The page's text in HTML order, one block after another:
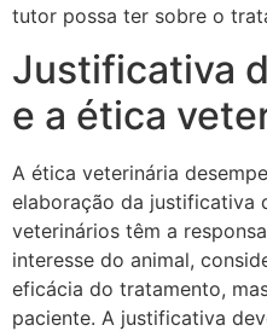
tutor possa ter sobre o
Justificativa
e a ética
A ética veterinária
elaboração da justificativa
veterinários têm a
interesse do animal,
eficácia do tratamento,
paciente. A justificativa